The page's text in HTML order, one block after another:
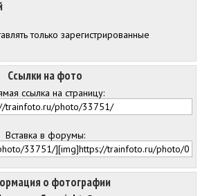
о фотографии
Ссылки на фото
ссылка на страницу:
Вставка в форумы:
только зарегистрированные